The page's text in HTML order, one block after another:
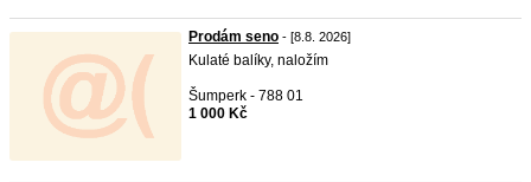
Prodám seno - [8.8. 2026]
Kulaté balíky, naložím
Šumperk - 788 01
1 000 Kč